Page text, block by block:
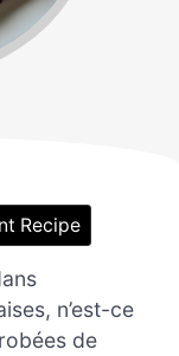
Recipe
n’est-ce
de